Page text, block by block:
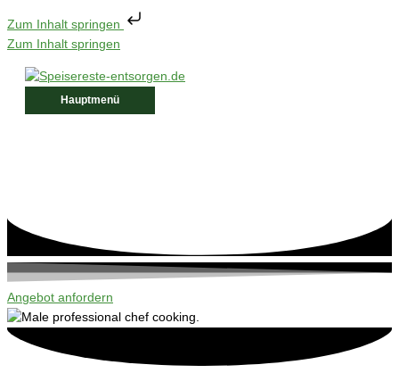
Zum Inhalt springen
Zum Inhalt springen
Hauptmenü
Angebot anfordern